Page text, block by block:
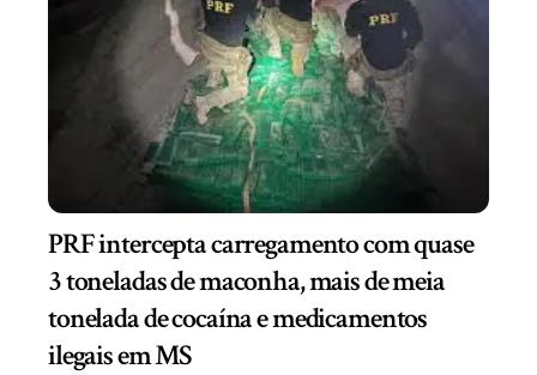
PRF intercepta carregamento com quase
3 toneladas de maconha, mais de meia
tonelada de cocaína e medicamentos
ilegais em MS